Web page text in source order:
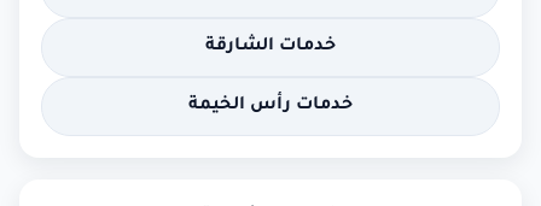
خدمات الشارقة
خدمات رأس الخيمة